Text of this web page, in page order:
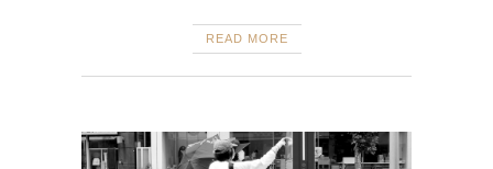
READ MORE